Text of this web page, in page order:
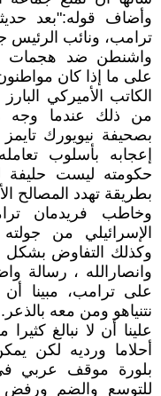
وأضاف قوله:"بعد
ترامب، ونائب
واشنطن ضد هجمات
على ما إذا كان
الكاتب الأميركي
من ذلك عندما وجه
بصحيفة نيويورك
إعجابه بأسلوب
حكومته ليست حليفة
بطريقة تهدد المصالح
وخاطب فريدمان
الإسرائيلي من
وكذلك التفاوض
وانصارالله ، رسالة
على ترامب، مبينا
نتنياهو ومن معه بالذعر.
علينا أن لا نبالغ
أحلاما ورديه لكن
بلورة موقف عربي
للتوسع والضم ورفض